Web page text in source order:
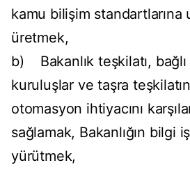
kamu bilişim
üretmek,
b) Bakanlık teşkilatı,
kuruluşlar ve taşra
otomasyon ihtiyacını
sağlamak, Bakanlığın bilgi
yürütmek,